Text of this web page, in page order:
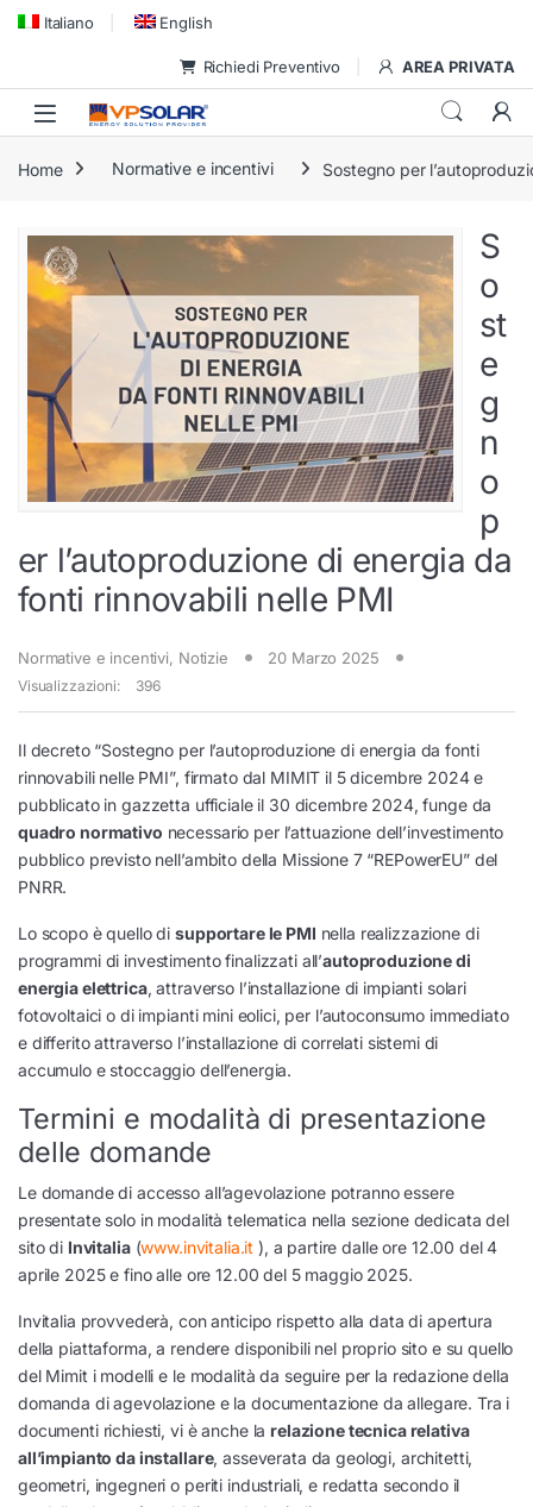
Skip to navigation
Skip to content
Italiano English
Richiedi Preventivo AREA PRIVATA
Home Normative e incentivi Sostegno per
S
o
st
e
g
n
o
p
er l’autoproduzione di energia da
fonti rinnovabili nelle PMI
Normative e incentivi, Notizie 20 Marzo 2025
Visualizzazioni: 396
Il decreto “Sostegno per l’autoproduzione di energia da fonti
rinnovabili nelle PMI”, firmato dal MIMIT il 5 dicembre 2024 e
pubblicato in gazzetta ufficiale il 30 dicembre 2024, funge da
quadro normativo necessario per l’attuazione dell’investimento
pubblico previsto nell’ambito della Missione 7 “REPowerEU” del
PNRR.
Lo scopo è quello disupportare le PMI nella realizzazione di
programmi di investimento finalizzati all’autoproduzione di
energia elettrica, attraverso l’installazione di impianti solari
fotovoltaici o di impianti mini eolici, per l’autoconsumo immediato
e differito attraverso l’installazione di correlati sistemi di
accumulo e stoccaggio dell’energia.
Termini e modalità di presentazione
delle domande
Le domande di accesso all’agevolazione potranno essere
presentate solo in modalità telematica nella sezione dedicata del
sito di Invitalia(www.invitalia.it ), a partire dalle ore 12.00 del 4
aprile 2025 e fino alle ore 12.00 del 5 maggio 2025.
Invitalia provvederà, con anticipo rispetto alla data di apertura
della piattaforma, a rendere disponibili nel proprio sito e su quello
del Mimit i modelli e le modalità da seguire per la redazione della
domanda di agevolazione e la documentazione da allegare. Tra i
documenti richiesti, vi è anche larelazione tecnica relativa
all’impianto da installare, asseverata da geologi, architetti,
geometri, ingegneri o periti industriali, e redatta secondo il